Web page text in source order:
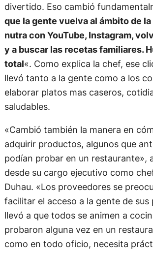
divertido. Eso cambió
que la gente vuelva al ámbito de
nutra con YouTube, Instagram,
y a buscar las recetas familiares.
total«. Como explica la chef, ese
llevó tanto a la gente como a los
elaborar platos mas caseros,
saludables.
«Cambió también la manera en
adquirir productos, algunos que
podían probar en un restaurante»,
desde su cargo ejecutivo como
Duhau. «Los proveedores se
facilitar el acceso a la gente de sus
llevó a que todos se animen a
probaron alguna vez en un
como en todo oficio, necesita